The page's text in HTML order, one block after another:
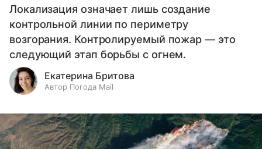
Локализация означает лишь создание
контрольной линии по периметру
возгорания. Контролируемый пожар — это
следующий этап борьбы с огнем.
Екатерина Бритова
Автор Погода Mail